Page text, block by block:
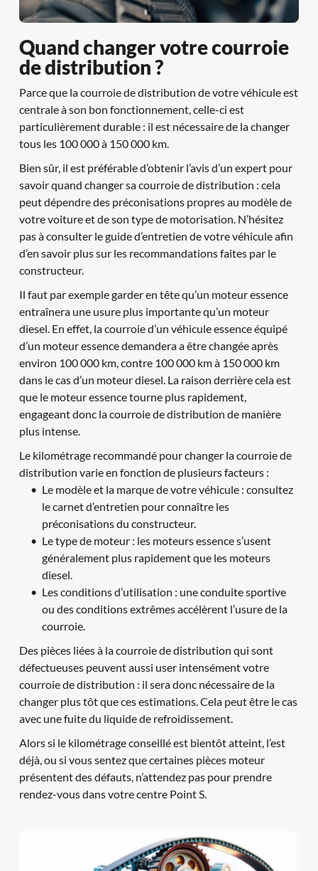
Quand changer votre courroie
de distribution ?
Parce que la courroie de distribution de votre véhicule est
centrale à son bon fonctionnement, celle-ci est
particulièrement durable : il est nécessaire de la changer
tous les 100 000 à 150 000 km.
Bien sûr, il est préférable d’obtenir l’avis d’un expert pour
savoir quand changer sa courroie de distribution : cela
peut dépendre des préconisations propres au modèle de
votre voiture et de son type de motorisation. N’hésitez
pas à consulter le guide d’entretien de votre véhicule afin
d’en savoir plus sur les recommandations faites par le
constructeur.
Il faut par exemple garder en tête qu’un moteur essence
entraînera une usure plus importante qu’un moteur
diesel. En effet, la courroie d’un véhicule essence équipé
d’un moteur essence demandera a être changée après
environ 100 000 km, contre 100 000 km à 150 000 km
dans le cas d’un moteur diesel. La raison derrière cela est
que le moteur essence tourne plus rapidement,
engageant donc la courroie de distribution de manière
plus intense.
Le kilométrage recommandé pour changer la courroie de
distribution varie en fonction de plusieurs facteurs :
Le modèle et la marque de votre véhicule : consultez
le carnet d’entretien pour connaître les
préconisations du constructeur.
Le type de moteur : les moteurs essence s’usent
généralement plus rapidement que les moteurs
diesel.
Les conditions d’utilisation : une conduite sportive
ou des conditions extrêmes accélèrent l’usure de la
courroie.
Des pièces liées à la courroie de distribution qui sont
défectueuses peuvent aussi user intensément votre
courroie de distribution : il sera donc nécessaire de la
changer plus tôt que ces estimations. Cela peut être le cas
avec une fuite du liquide de refroidissement.
Alors si le kilométrage conseillé est bientôt atteint, l’est
déjà, ou si vous sentez que certaines pièces moteur
présentent des défauts, n’attendez pas pour prendre
rendez-vous dans votre centre Point S.